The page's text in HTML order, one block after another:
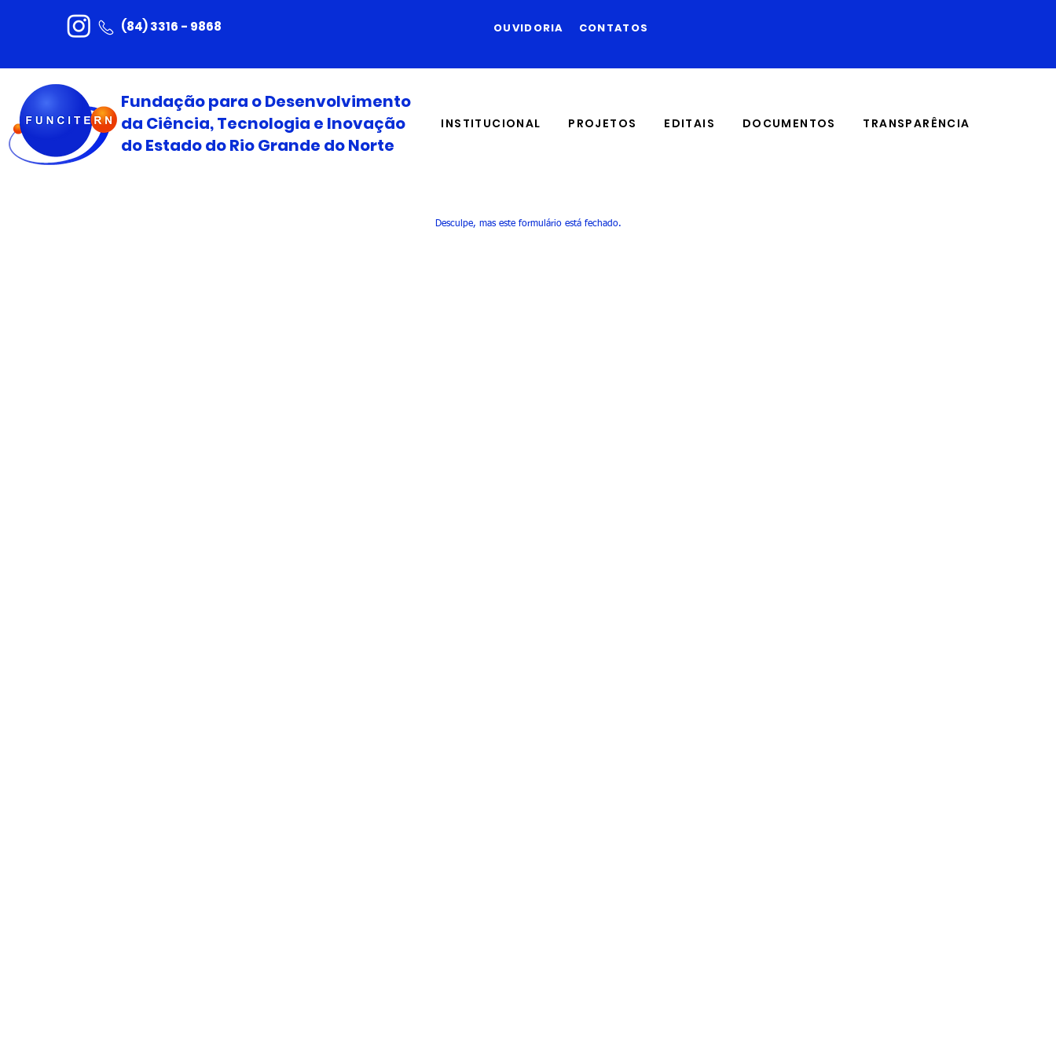
(84) 3316 - 9868 OUVIDORIA CONTATOS
Fundação para o Desenvolvimento
da Ciência, Tecnologia e Inovação
do Estado do Rio Grande do Norte
INSTITUCIONAL PROJETOS EDITAIS DOCUMENTOS TRANSPARÊNCIA
Desculpe, mas este formulário está fechado.